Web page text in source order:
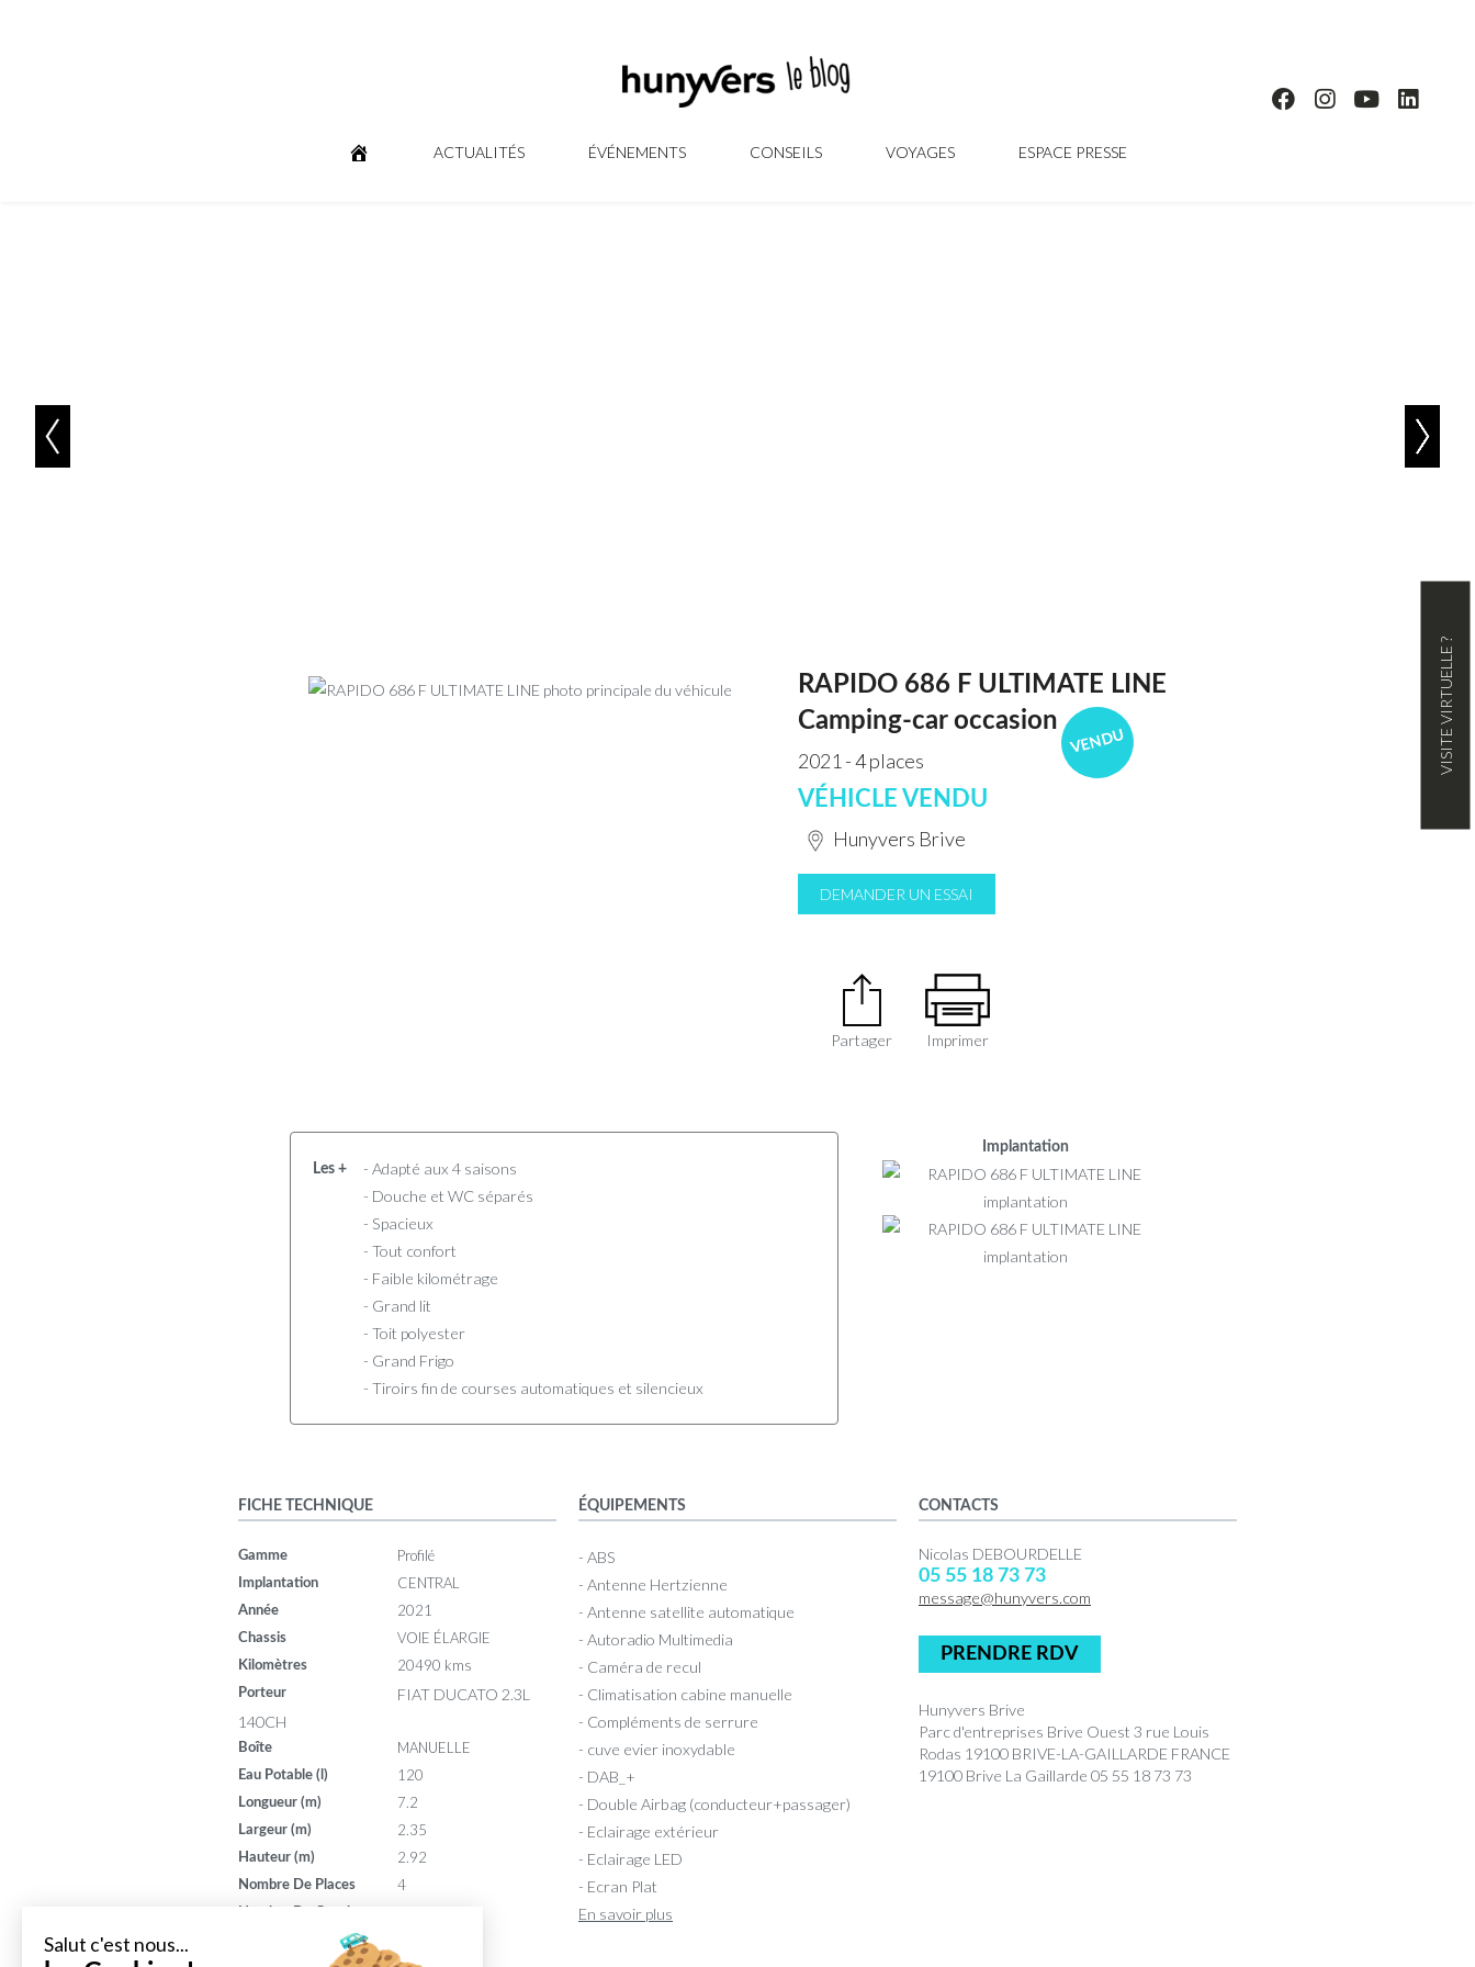
ACTUALITÉS ÉVÉNEMENTS CONSEILS VOYAGES ESPACE PRESSE
VENDU
RAPIDO 686 F ULTIMATE LINE
Camping-car occasion
2021 - 4 places
VÉHICLE VENDU
Hunyvers Brive
DEMANDER UN ESSAI
Partager Imprimer
Les +
- Adapté aux 4 saisons
- Douche et WC séparés
- Spacieux
- Tout confort
- Faible kilométrage
- Grand lit
- Toit polyester
- Grand Frigo
- Tiroirs fin de courses automatiques et silencieux
Implantation
FICHE TECHNIQUE
Gamme Profilé
Implantation CENTRAL
Année 2021
Chassis VOIE ÉLARGIE
Kilomètres 20490 kms
Porteur
FIAT DUCATO 2.3L
140CH
Boîte MANUELLE
Eau Potable (l) 120
Longueur (m) 7.2
Largeur (m) 2.35
Hauteur (m) 2.92
Nombre De Places 4
ÉQUIPEMENTS
- ABS
- Antenne Hertzienne
- Antenne satellite automatique
- Autoradio Multimedia
- Caméra de recul
- Climatisation cabine manuelle
- Compléments de serrure
- cuve evier inoxydable
- DAB_+
- Double Airbag (conducteur+passager)
- Eclairage extérieur
- Eclairage LED
- Ecran Plat
En savoir plus
CONTACTS
Nicolas DEBOURDELLE
05 55 18 73 73
message@hunyvers.com
PRENDRE RDV
Hunyvers Brive
Parc d'entreprises Brive Ouest 3 rue Louis
Rodas 19100 BRIVE-LA-GAILLARDE FRANCE
19100 Brive La Gaillarde 05 55 18 73 73
VISITE VIRTUELLE ?
Salut c'est nous...